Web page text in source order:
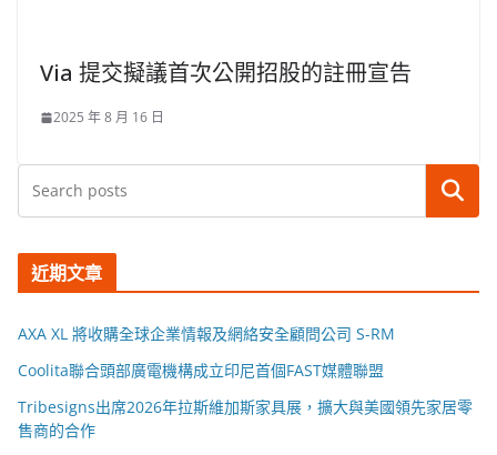
Via 提交擬議首次公開招股的註冊宣告
2025 年 8 月 16 日
搜尋
近期文章
AXA XL 將收購全球企業情報及網絡安全顧問公司 S-RM
Coolita聯合頭部廣電機構成立印尼首個FAST媒體聯盟
Tribesigns出席2026年拉斯維加斯家具展，擴大與美國領先家居零
售商的合作